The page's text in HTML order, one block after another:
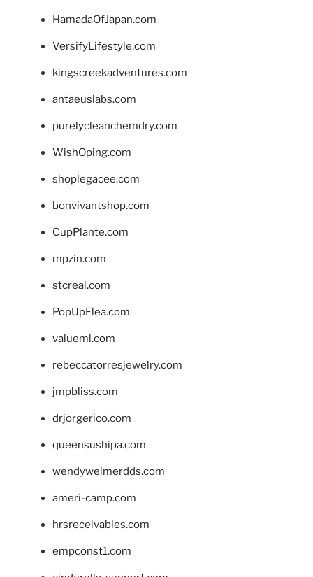
HamadaOfJapan.com
VersifyLifestyle.com
kingscreekadventures.com
antaeuslabs.com
purelycleanchemdry.com
WishOping.com
shoplegacee.com
bonvivantshop.com
CupPlante.com
mpzin.com
stcreal.com
PopUpFlea.com
valueml.com
rebeccatorresjewelry.com
jmpbliss.com
drjorgerico.com
queensushipa.com
wendyweimerdds.com
ameri-camp.com
hrsreceivables.com
empconst1.com